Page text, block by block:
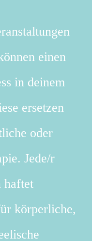
einen
in deinem
ersetzen
oder
Jede/r
haftet
körperliche,